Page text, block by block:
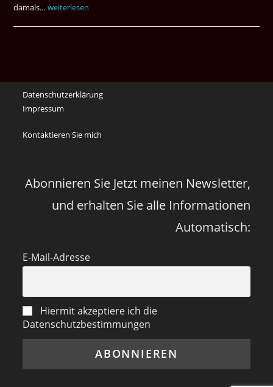
damals…Das
an
die
Corona
Zeiten
weiterlesen
Datenschutzerklärung
Impressum
Kontaktieren Sie mich
Abonnieren Sie Jetzt meinen Newsletter,
und erhalten Sie alle Informationen
Automatisch:
E-Mail-Adresse
Hiermit akzeptiere ich die
Datenschutzbestimmungen